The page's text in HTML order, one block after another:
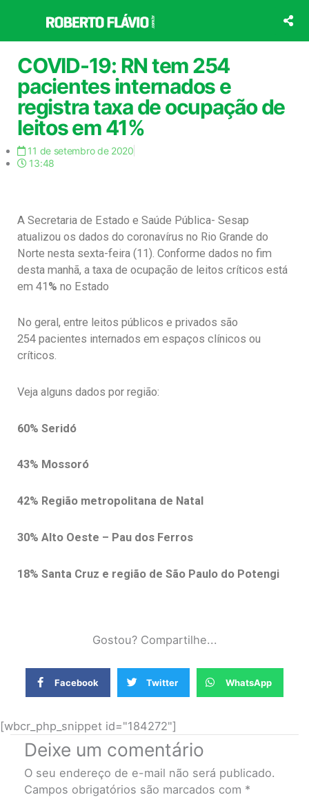
o
conteúdo
COVID-19: RN tem 254
pacientes internados e
registra taxa de ocupação de
leitos em 41%
11 de setembro de 2020
13:48
A Secretaria de Estado e Saúde Pública- Sesap
atualizou os dados do coronavírus no Rio Grande do
Norte nesta sexta-feira (11). Conforme dados no fim
desta manhã, a taxa de ocupação de leitos críticos está
em 41 % no Estado
No geral, entre leitos públicos e privados são
254 pacientes internados em espaços clínicos ou
críticos.
Veja alguns dados por região:
60% Seridó
43% Mossoró
42% Região metropolitana de Natal
30% Alto Oeste – Pau dos Ferros
18% Santa Cruz e região de São Paulo do Potengi
Gostou? Compartilhe...
Facebook Twitter WhatsApp
[wbcr_php_snippet id="184272"]
Deixe um comentário
O seu endereço de e-mail não será publicado.
Campos obrigatórios são marcados com *